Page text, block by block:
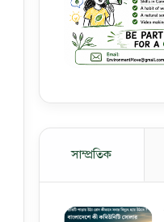
সাম্প্রতিক